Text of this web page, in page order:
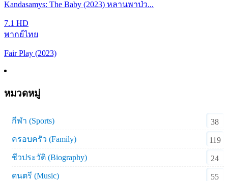
Kandasamys: The Baby (2023) หลานพาป่ว...
7.1 HD
พากย์ไทย
Fair Play (2023)
หมวดหมู่
กีฬา (Sports)
38
ครอบครัว (Family)
119
ชีวประวัติ (Biography)
24
ดนตรี (Music)
55